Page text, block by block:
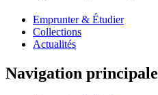
Emprunter & Étudier
Collections
Actualités
Navigation principale